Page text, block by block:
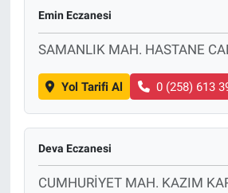
Emin Eczanesi
SAMANLIK MAH. HASTANE
Yol Tarifi Al 0 (258) 613
Deva Eczanesi
CUMHURİYET MAH. KAZIM